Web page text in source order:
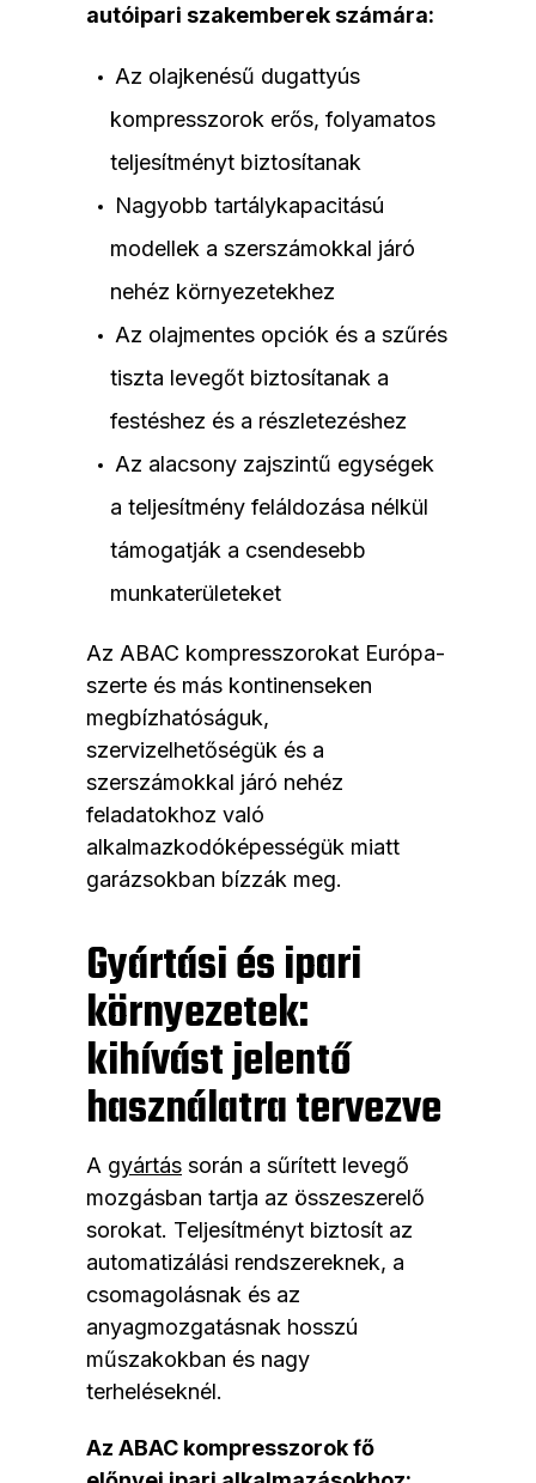
autóipari szakemberek számára:
Az olajkenésű dugattyús
kompresszorok erős, folyamatos
teljesítményt biztosítanak
Nagyobb tartálykapacitású
modellek a szerszámokkal járó
nehéz környezetekhez
Az olajmentes opciók és a szűrés
tiszta levegőt biztosítanak a
festéshez és a részletezéshez
Az alacsony zajszintű egységek
a teljesítmény feláldozása nélkül
támogatják a csendesebb
munkaterületeket
Az ABAC kompresszorokat Európa-
szerte és más kontinenseken
megbízhatóságuk,
szervizelhetőségük és a
szerszámokkal járó nehéz
feladatokhoz való
alkalmazkodóképességük miatt
garázsokban bízzák meg.
Gyártási és ipari
környezetek:
kihívást jelentő
használatra tervezve
A gyártás során a sűrített levegő
mozgásban tartja az összeszerelő
sorokat. Teljesítményt biztosít az
automatizálási rendszereknek, a
csomagolásnak és az
anyagmozgatásnak hosszú
műszakokban és nagy
terheléseknél.
Az ABAC kompresszorok fő